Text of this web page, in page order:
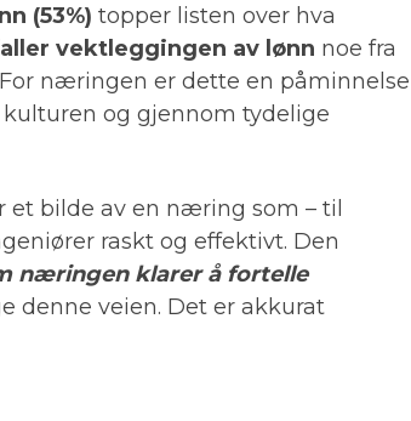
(53%) topper listen over hva
vektleggingen av lønn noe fra
næringen er dette en påminnelse
og gjennom tydelige
bilde av en næring som – til
raskt og effektivt. Den
næringen klarer å fortelle
denne veien. Det er akkurat